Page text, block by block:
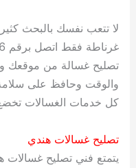
لا تتعب نفسك بالبحث
تصليح غسالة من موقعك
والوقت وحافظ على
كل خدمات الغسالات تخضع
تصليح غسالات هندي
يتمتع فني تصليح غسالات